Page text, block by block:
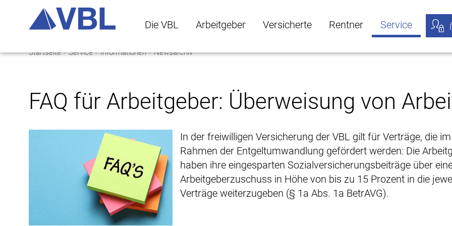
Die VBL Arbeitgeber Versicherte Rentner Service
Startseite Service Informationen Newsarchiv
FAQ für Arbeitgeber: Überweisung von
In der freiwilligen Versicherung der VBL gilt für Verträge, die im
Rahmen der Entgeltumwandlung gefördert werden: Die
haben ihre eingesparten Sozialversicherungsbeiträge über
Arbeitgeberzuschuss in Höhe von bis zu 15 Prozent in die
Verträge weiterzugeben (§ 1a Abs. 1a BetrAVG).